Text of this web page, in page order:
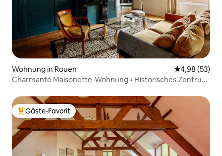
Wohnung in Rouen
4,98 (53)
Charmante Maisonette-Wohnung • Historisches Zentrum
Beliebter Gäste-Favorit.
Gäste-Favorit